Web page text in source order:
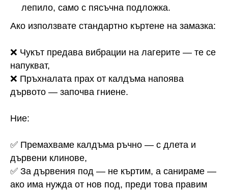
лепило, само с пясъчна подложка.
Ако използвате стандартно къртене на замазка:
❌ Чукът предава вибрации на лагерите — те се
напукват,
❌ Пръхналата прах от калдъма напоява
дървото — започва гниене.
Ние:
✅ Премахваме калдъма ръчно — с длета и
дървени клинове,
✅ За дървения под — не къртим, а санираме —
ако има нужда от нов под, преди това правим